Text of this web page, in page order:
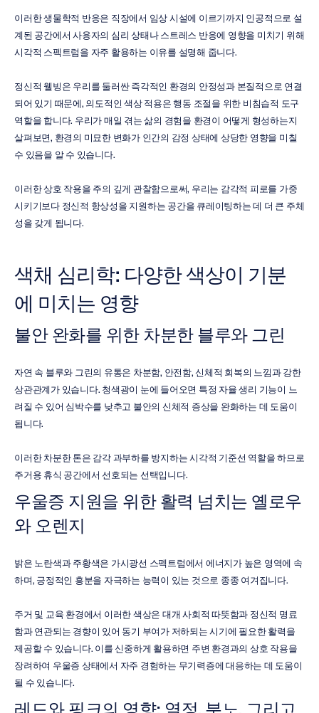
이러한 생물학적 반응은 직장에서 임상 시설에 이르기까지 인공적으로 설
계된 공간에서 사용자의 심리 상태나 스트레스 반응에 영향을 미치기 위해
시각적 스펙트럼을 자주 활용하는 이유를 설명해 줍니다.
정신적 웰빙은 우리를 둘러싼 즉각적인 환경의 안정성과 본질적으로 연결
되어 있기 때문에, 의도적인 색상 적용은 행동 조절을 위한 비침습적 도구
역할을 합니다. 우리가 매일 겪는 삶의 경험을 환경이 어떻게 형성하는지
살펴보면, 환경의 미묘한 변화가 인간의 감정 상태에 상당한 영향을 미칠
수 있음을 알 수 있습니다.
이러한 상호 작용을 주의 깊게 관찰함으로써, 우리는 감각적 피로를 가중
시키기보다 정신적 항상성을 지원하는 공간을 큐레이팅하는 데 더 큰 주체
성을 갖게 됩니다.
색채 심리학: 다양한 색상이 기분
에 미치는 영향
불안 완화를 위한 차분한 블루와 그린
자연 속 블루와 그린의 유통은 차분함, 안전함, 신체적 회복의 느낌과 강한
상관관계가 있습니다. 청색광이 눈에 들어오면 특정 자율 생리 기능이 느
려질 수 있어 심박수를 낮추고 불안의 신체적 증상을 완화하는 데 도움이
됩니다.
이러한 차분한 톤은 감각 과부하를 방지하는 시각적 기준선 역할을 하므로
주거용 휴식 공간에서 선호되는 선택입니다.
우울증 지원을 위한 활력 넘치는 옐로우
와 오렌지
밝은 노란색과 주황색은 가시광선 스펙트럼에서 에너지가 높은 영역에 속
하며, 긍정적인 흥분을 자극하는 능력이 있는 것으로 종종 여겨집니다.
주거 및 교육 환경에서 이러한 색상은 대개 사회적 따뜻함과 정신적 명료
함과 연관되는 경향이 있어 동기 부여가 저하되는 시기에 필요한 활력을
제공할 수 있습니다. 이를 신중하게 활용하면 주변 환경과의 상호 작용을
장려하여 우울증 상태에서 자주 경험하는 무기력증에 대응하는 데 도움이
될 수 있습니다.